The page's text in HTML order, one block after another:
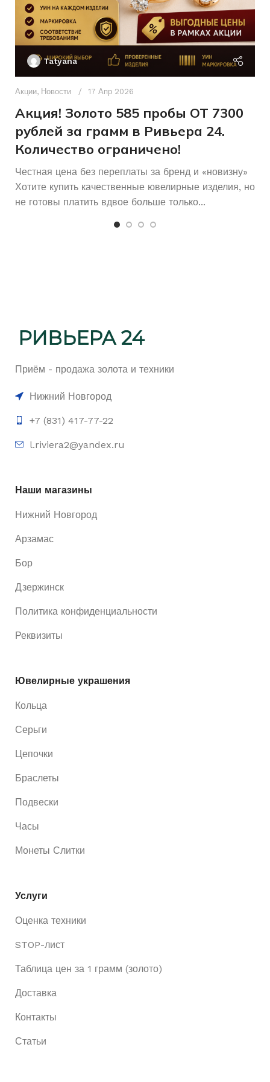
ТИП ЧАСОВ
Наручные
или
карманные
кожа
МЕХАНИЗМ ЧАСОВ Механические
ЦВЕТ КОРПУСА Золотой
КОЛИЧЕСТВО КАМНЕЙ
камней
Женские
ДЛЯ КОГО Женщинам
ВСТАВКА Бриллиант
СОСТОЯНИЕ Б/У
РАЗМЕР КОЛЬЦА
Tatyana
Акции, Новости 17 Апр 2026
Акция! Золото 585 пробы ОТ 7300
рублей за грамм в Ривьера 24.
Количество ограничено!
Честная цена без переплаты за бренд и «новизну»
Хотите купить качественные ювелирные изделия, но
не готовы платить вдвое больше только...
Приём - продажа золота и техники
Нижний Новгород
+7 (831) 417-77-22
l.riviera2@yandex.ru
Наши магазины
Нижний Новгород
Арзамас
Бор
Дзержинск
Политика конфиденциальности
Реквизиты
Ювелирные украшения
Кольца
Серьги
Цепочки
Браслеты
Подвески
Часы
Монеты Слитки
Услуги
Оценка техники
STOP-лист
Таблица цен за 1 грамм (золото)
Доставка
Контакты
Статьи